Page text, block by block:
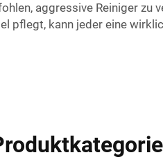
aggressive Reiniger
pflegt, kann jeder eine